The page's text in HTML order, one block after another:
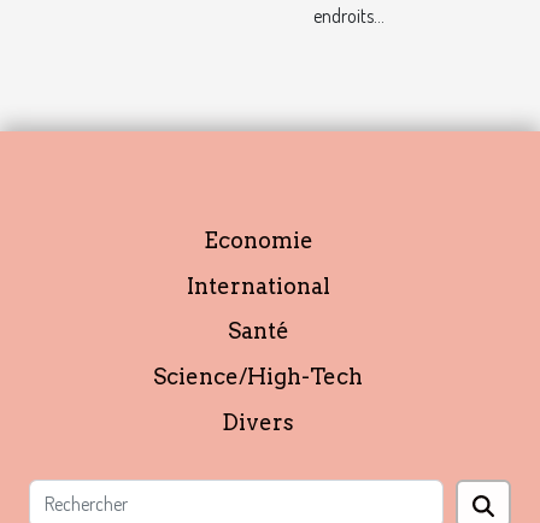
endroits...
Economie
International
Santé
Science/High-Tech
Divers